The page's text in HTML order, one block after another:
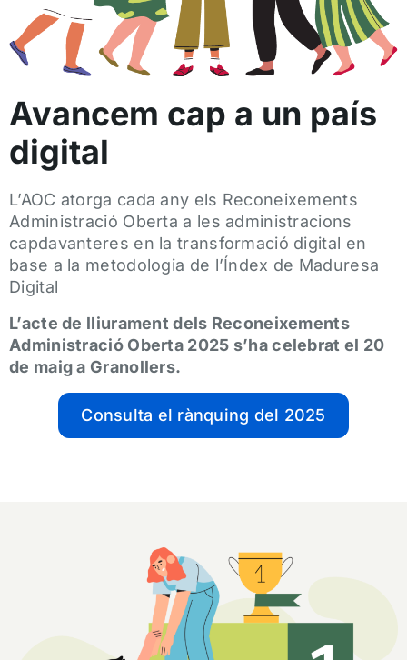
Avancem cap a un país
digital
L’AOC atorga cada any els Reconeixements
Administració Oberta a les administracions
capdavanteres en la transformació digital en
base a la metodologia de l’Índex de Maduresa
Digital
L’acte de lliurament dels Reconeixements
Administració Oberta 2025 s’ha celebrat el 20
de maig a Granollers.
Consulta el rànquing del 2025